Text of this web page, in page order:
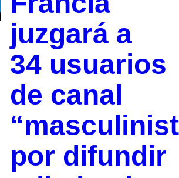
juzgará a
34 usuarios
de canal
por difundir